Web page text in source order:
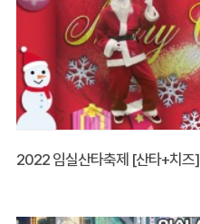
2022 임실산타축제 [산타+치즈]